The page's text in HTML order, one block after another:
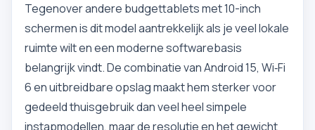
Tegenover andere budgettablets met 10-inch
schermen is dit model aantrekkelijk als je veel lokale
ruimte wilt en een moderne softwarebasis
belangrijk vindt. De combinatie van Android 15, Wi‑Fi
6 en uitbreidbare opslag maakt hem sterker voor
gedeeld thuisgebruik dan veel heel simpele
instapmodellen, maar de resolutie en het gewicht